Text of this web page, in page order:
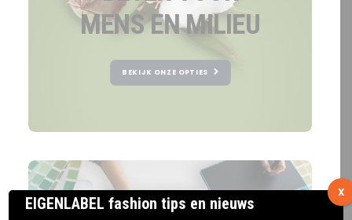
MENS EN MILIEU
BEKIJK ONZE OPTIES
GRAFISCHE STUDIO
EIGENLABEL fashion tips en nieuws
X